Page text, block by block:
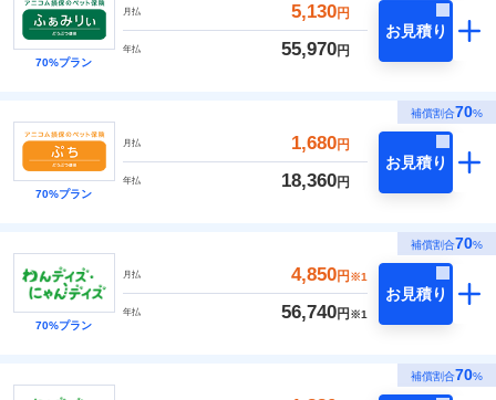
70%プラン
月払 5,130円
年払 55,970円
お見積り
補償割合70%
70%プラン
月払 1,680円
年払 18,360円
お見積り
補償割合70%
70%プラン
月払 4,850円 ※1
年払 56,740円 ※1
お見積り
補償割合70%